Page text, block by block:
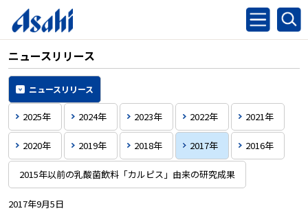
ニュースリリース
ニュースリリース
2025年 2024年 2023年 2022年 2021年
2020年 2019年 2018年 2017年 2016年
2015年以前の乳酸菌飲料「カルピス」由来の研究成果
2017年9月5日